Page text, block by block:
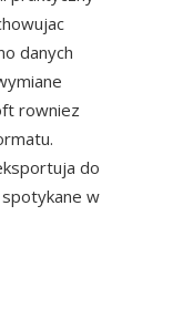
danych
rowniez
do
w